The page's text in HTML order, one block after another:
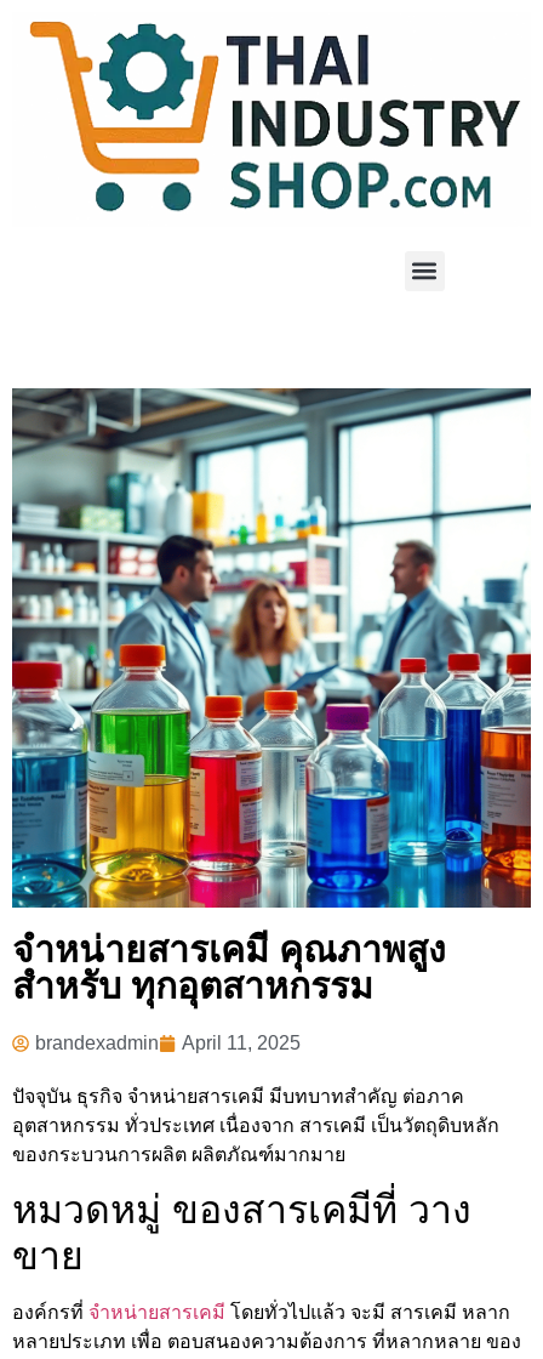
จำหน่ายสารเคมี คุณภาพสูง
สำหรับ ทุกอุตสาหกรรม
brandexadmin April 11, 2025
ปัจจุบัน ธุรกิจ จำหน่ายสารเคมี มีบทบาทสำคัญ ต่อภาค
อุตสาหกรรม ทั่วประเทศ เนื่องจาก สารเคมี เป็นวัตถุดิบหลัก
ของกระบวนการผลิต ผลิตภัณฑ์มากมาย
หมวดหมู่ ของสารเคมีที่ วาง
ขาย
องค์กรที่ จำหน่ายสารเคมี โดยทั่วไปแล้ว จะมี สารเคมี หลาก
หลายประเภท เพื่อ ตอบสนองความต้องการ ที่หลากหลาย ของ